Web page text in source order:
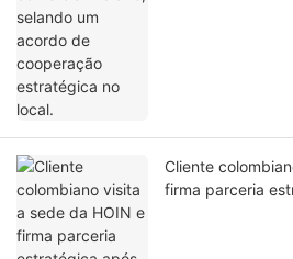
Cliente
firma parceria